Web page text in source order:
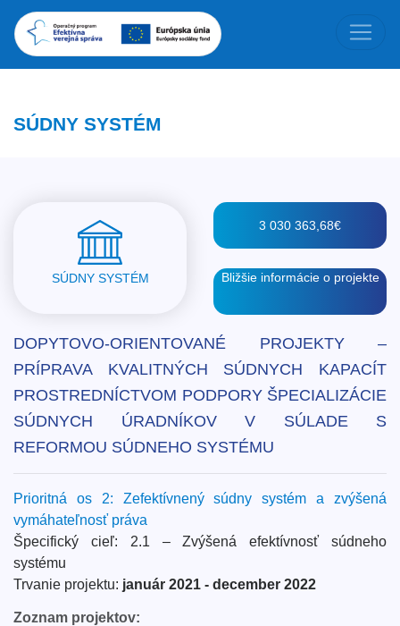
SÚDNY SYSTÉM
SÚDNY SYSTÉM
3 030 363,68€
Bližšie informácie o projekte
DOPYTOVO-ORIENTOVANÉ PROJEKTY –
PRÍPRAVA KVALITNÝCH SÚDNYCH KAPACÍT
PROSTREDNÍCTVOM PODPORY ŠPECIALIZÁCIE
SÚDNYCH ÚRADNÍKOV V SÚLADE S
REFORMOU SÚDNEHO SYSTÉMU
Prioritná os 2: Zefektívnený súdny systém a zvýšená
vymáhateľnosť práva
Špecifický cieľ: 2.1 – Zvýšená efektívnosť súdneho
systému
Trvanie projektu: január 2021 - december 2022
Zoznam projektov: